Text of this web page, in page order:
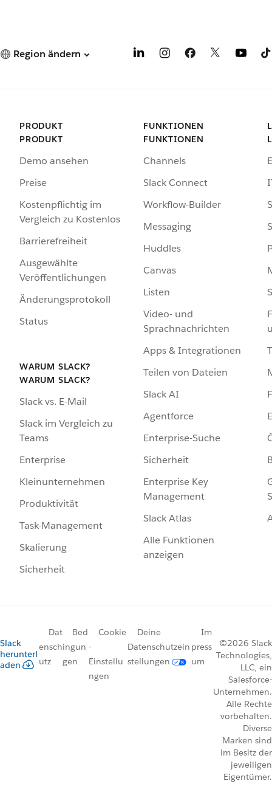
Region ändern
PRODUKT
PRODUKT
Demo ansehen
Preise
Kostenpflichtig im
Vergleich zu Kostenlos
Barrierefreiheit
Ausgewählte
Veröffentlichungen
Änderungsprotokoll
Status
WARUM SLACK?
WARUM SLACK?
Slack vs. E-Mail
Slack im Vergleich zu
Teams
Enterprise
Kleinunternehmen
Produktivität
Task-Management
Skalierung
Sicherheit
FUNKTIONEN
FUNKTIONEN
Channels
Slack Connect
Workflow-Builder
Messaging
Huddles
Canvas
Listen
Video- und
Sprachnachrichten
Apps & Integrationen
Teilen von Dateien
Slack AI
Agentforce
Enterprise-Suche
Sicherheit
Enterprise Key
Management
Slack Atlas
Alle Funktionen
anzeigen
Slack
herunterl
aden
Dat
ensch
utz
Bed
ingun
gen
Cookie
-
Einstellu
ngen
Deine
Datenschutzein
stellungen
Im
press
um
©2026 Slack
Technologies,
LLC, ein
Salesforce-
Unternehmen.
Alle Rechte
vorbehalten.
Diverse
Marken sind
im Besitz der
jeweiligen
Eigentümer.